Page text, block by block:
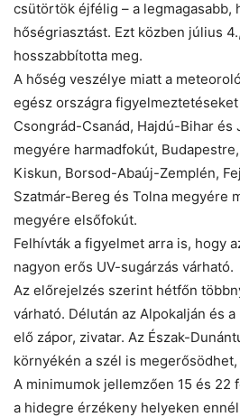
csütörtök éjfélig – a legmagasabb,
hőségriasztást. Ezt közben július
hosszabbította meg.
A hőség veszélye miatt a
egész országra
Csongrád-Csanád, Hajdú-Bihar
megyére harmadfokút,
Kiskun, Borsod-Abaúj-Zemplén,
Szatmár-Bereg és Tolna megyére
megyére elsőfokút.
Felhívták a figyelmet arra is, hogy
nagyon erős UV-sugárzás várható.
Az előrejelzés szerint hétfőn
várható. Délután az Alpokalján és
elő zápor, zivatar. Az Észak-
környékén a szél is
A minimumok jellemzően 15 és 22
a hidegre érzékeny helyeken